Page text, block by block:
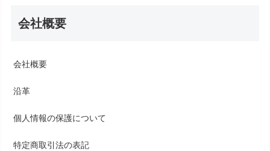
会社概要
会社概要
沿革
個人情報の保護について
特定商取引法の表記